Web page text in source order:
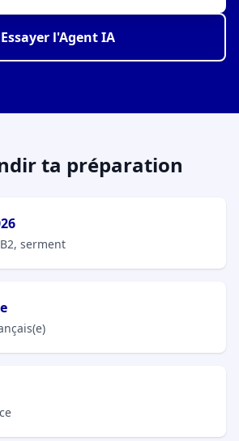
Essayer l'Agent IA
ta préparation
serment